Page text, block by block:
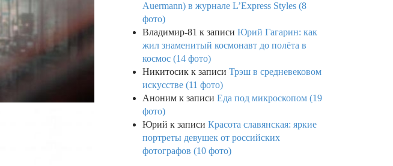
Auermann) в журнале L’Express Styles (8
фото)
Владимир-81 к записи Юрий Гагарин: как
жил знаменитый космонавт до полёта в
космос (14 фото)
Никитосик к записи Трэш в средневековом
искусстве (11 фото)
Аноним к записи Еда под микроскопом (19
фото)
Юрий к записи Красота славянская: яркие
портреты девушек от российских
фотографов (10 фото)